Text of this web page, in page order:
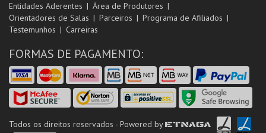
Entidades Aderentes
Área de Produtores
Orientadores de Salas
Parceiros
Programa de Afiliados
Testemunhos
Carreiras
FORMAS DE PAGAMENTO:
Todos os direitos reservados - Powered by ETNAGA